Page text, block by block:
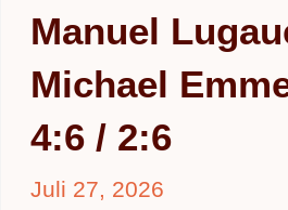
Manuel
Michael
4:6 / 2:6
Juli 27, 2026